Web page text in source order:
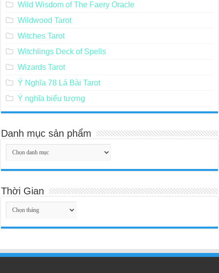
Wild Wisdom of The Faery Oracle
Wildwood Tarot
Witches Tarot
Witchlings Deck of Spells
Wizards Tarot
Ý Nghĩa 78 Lá Bài Tarot
Ý nghĩa biểu tượng
Danh mục sản phẩm
Thời Gian
Thời
Gian